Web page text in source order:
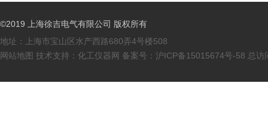
©2019 上海徐吉电气有限公司 版权所有
地址：上海市宝山区水产西路680弄4号楼508
网站地图 技术支持： 化工仪器网 备案号： 沪ICP备15015674号-58 总访